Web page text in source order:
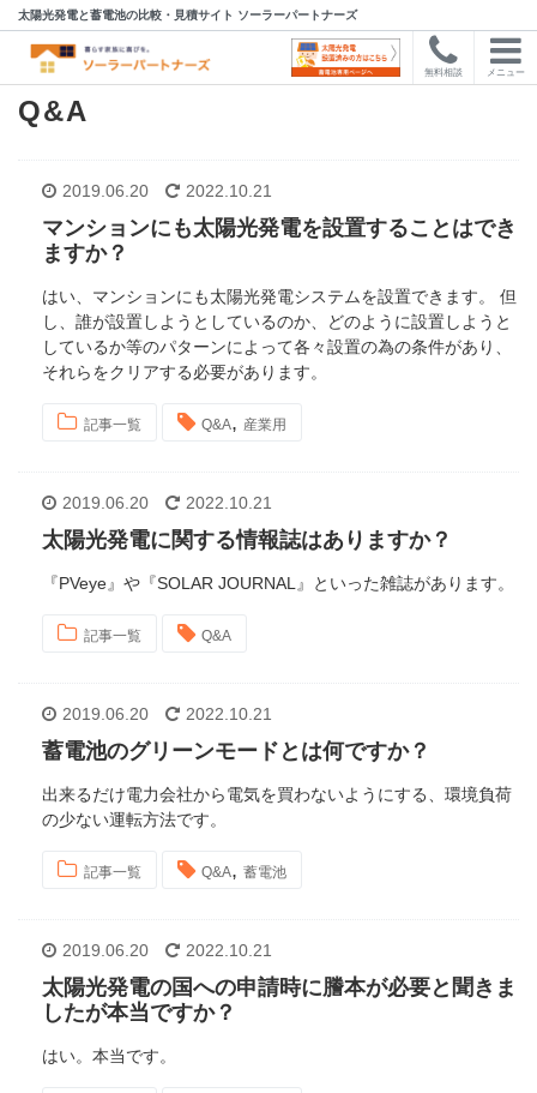
太陽光発電と蓄電池の比較・見積サイト ソーラーパートナーズ
無料相談 メニュー
Q&A
2019.06.20 2022.10.21
マンションにも太陽光発電を設置することはでき
ますか？
はい、マンションにも太陽光発電システムを設置できます。 但
し、誰が設置しようとしているのか、どのように設置しようと
しているか等のパターンによって各々設置の為の条件があり、
それらをクリアする必要があります。
記事一覧 Q&A, 産業用
2019.06.20 2022.10.21
太陽光発電に関する情報誌はありますか？
『PVeye』や『SOLAR JOURNAL』といった雑誌があります。
記事一覧 Q&A
2019.06.20 2022.10.21
蓄電池のグリーンモードとは何ですか？
出来るだけ電力会社から電気を買わないようにする、環境負荷
の少ない運転方法です。
記事一覧 Q&A, 蓄電池
2019.06.20 2022.10.21
太陽光発電の国への申請時に謄本が必要と聞きま
したが本当ですか？
はい。本当です。